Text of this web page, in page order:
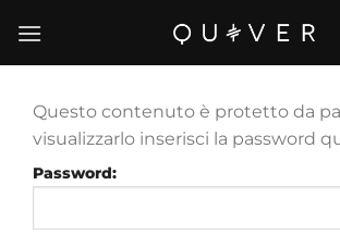
contenuti
Questo contenuto è protetto da
visualizzarlo inserisci la password
Password: